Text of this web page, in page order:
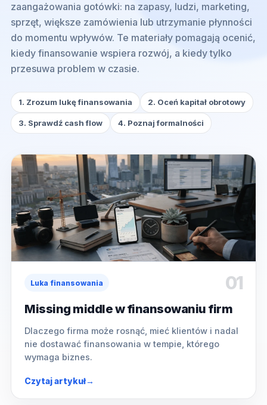
zaangażowania gotówki: na zapasy, ludzi, marketing,
sprzęt, większe zamówienia lub utrzymanie płynności
do momentu wpływów. Te materiały pomagają ocenić,
kiedy finansowanie wspiera rozwój, a kiedy tylko
przesuwa problem w czasie.
1. Zrozum lukę finansowania 2. Oceń kapitał obrotowy
3. Sprawdź cash flow 4. Poznaj formalności
Luka finansowania 01
Missing middle w finansowaniu firm
Dlaczego firma może rosnąć, mieć klientów i nadal
nie dostawać finansowania w tempie, którego
wymaga biznes.
Czytaj artykuł→